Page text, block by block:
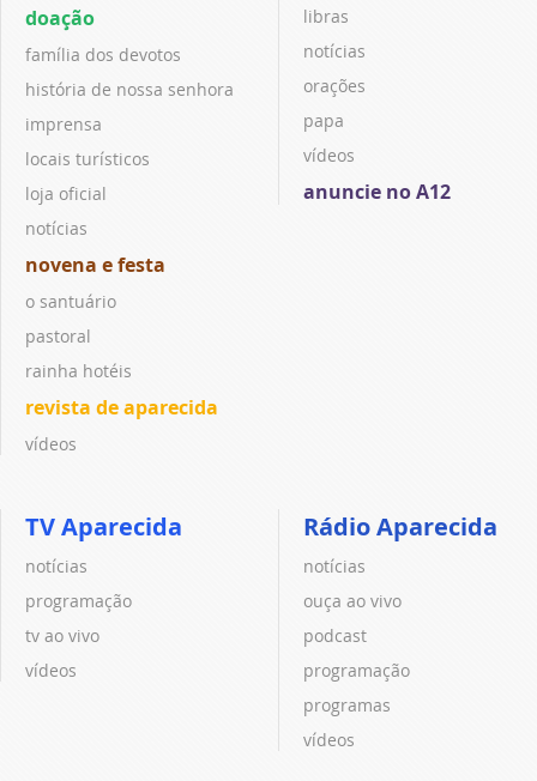
doação
família dos devotos
história de nossa senhora
imprensa
locais turísticos
loja oficial
notícias
novena e festa
o santuário
pastoral
rainha hotéis
revista de aparecida
vídeos
libras
notícias
orações
papa
vídeos
anuncie no A12
TV Aparecida
notícias
programação
tv ao vivo
vídeos
Rádio Aparecida
notícias
ouça ao vivo
podcast
programação
programas
vídeos